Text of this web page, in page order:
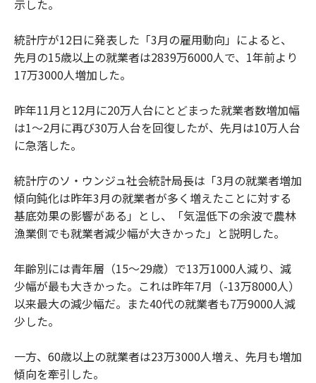
示した。
統計庁が12日に発表した「3月の雇用動向」によると、
先月の15歳以上の就業者は2839万6000人で、1年前より
17万3000人増加した。
昨年11月と12月に20万人台にとどまった就業者数増加幅
は1～2月に再び30万人台を回復したが、先月は10万人台
に急落した。
統計庁のソ・ウンジュ社会統計局長は「3月の就業者増加
傾向鈍化は昨年3月の就業者が多く増えたことに対する
基底効果の影響がある」とし、「気温低下の余波で農林
漁業側でも就業者減少幅が大きかった」と説明した。
年齢別には青年層（15～29歳）で13万1000人減り、減
少幅が最も大きかった。これは昨年7月（-13万8000人）
以来最大の減少幅だ。また40代の就業者も7万9000人減
少した。
一方、60歳以上の就業者は23万3000人増え、先月も増加
傾向を牽引した。